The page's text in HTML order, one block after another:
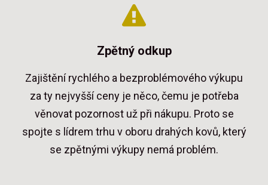
Zpětný odkup
Zajištění rychlého a bezproblémového výkupu
za ty nejvyšší ceny je něco, čemu je potřeba
věnovat pozornost už při nákupu. Proto se
spojte s lídrem trhu v oboru drahých kovů, který
se zpětnými výkupy nemá problém.